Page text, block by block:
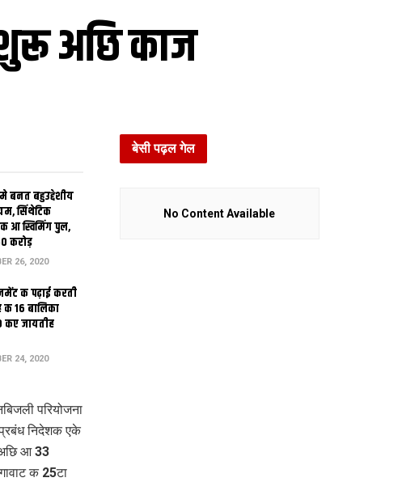
शुरू अछि काज
बनत बहुउद्देशीय
सिंथेटिक
आ स्विमिंग पुल,
करोड़
26, 2020
क पढ़ाई करती
क 16 बालिका
कए जायतीह
24, 2020
परियोजना
प्रबंध निदेशक एके
अछि आ 33
क 25टा
बेसी पढ़ल गेल
No Content Available